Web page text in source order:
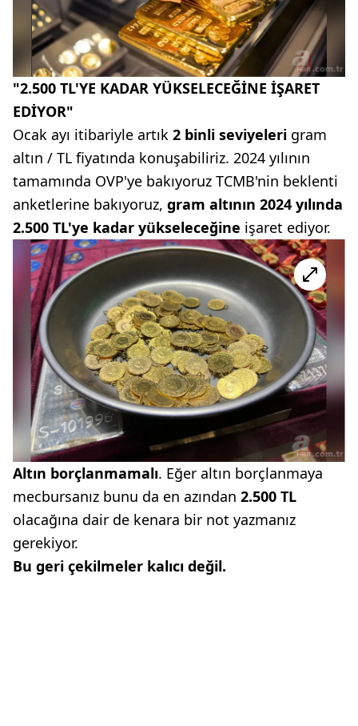
"2.500 TL'YE KADAR YÜKSELECEĞİNE İŞARET
EDİYOR"
Ocak ayı itibariyle artık 2 binli seviyeleri gram
altın / TL fiyatında konuşabiliriz. 2024 yılının
tamamında OVP'ye bakıyoruz TCMB'nin beklenti
anketlerine bakıyoruz, gram altının 2024 yılında
2.500 TL'ye kadar yükseleceğine işaret ediyor.
Altın borçlanmamalı. Eğer altın borçlanmaya
mecbursanız bunu da en azından 2.500 TL
olacağına dair de kenara bir not yazmanız
gerekiyor.
Bu geri çekilmeler kalıcı değil.